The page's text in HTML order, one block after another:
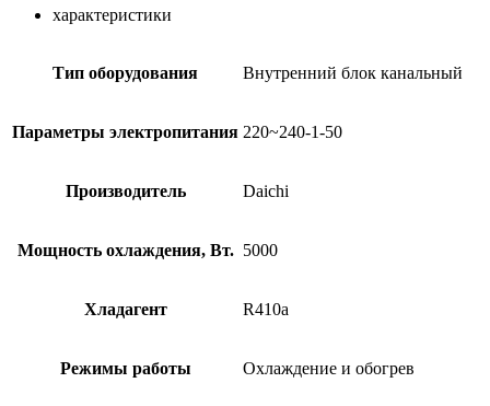
характеристики
Тип оборудования Внутренний блок канальный
Параметры электропитания 220~240-1-50
Производитель Daichi
Мощность охлаждения, Вт. 5000
Хладагент R410a
Режимы работы Охлаждение и обогрев